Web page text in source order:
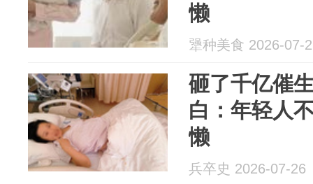
懒
犟种美食 2026-07-
砸了千亿催
白：年轻人
懒
兵卒史 2026-07-26